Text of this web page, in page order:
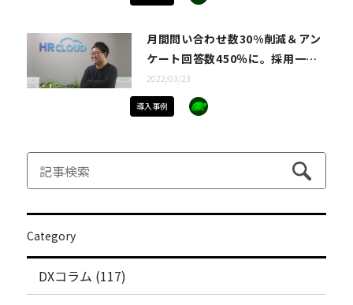
月間問い合わせ数30%削減＆アン
ケート回答数450％に。採用一括
かんりくんのFullstarを活用した
カスタマーサクセスとは？
2022/03/23
導入事例
Category
DXコラム (117)